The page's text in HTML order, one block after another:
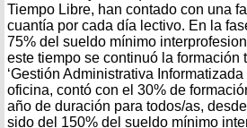
Tiempo Libre, han contado con una
cuantía por cada día lectivo. En la
75% del sueldo mínimo
este tiempo se continuó la formación
‘Gestión Administrativa
oficina, contó con el 30% de
año de duración para todos/as,
sido del 150% del sueldo mínimo